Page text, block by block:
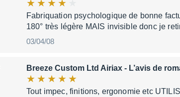
Fabriquation psychologique de bonne
180° très légère MAIS invisible donc je
03/04/08
Breeze Custom Ltd Airiax - L’avis de
Tout impec, finitions, ergonomie etc